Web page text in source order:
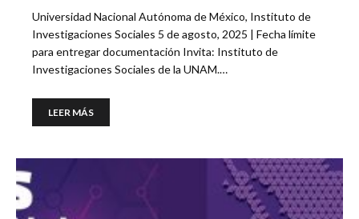
Universidad Nacional Autónoma de México, Instituto de
Investigaciones Sociales 5 de agosto, 2025 | Fecha límite
para entregar documentación Invita: Instituto de
Investigaciones Sociales de la UNAM.…
LEER MÁS